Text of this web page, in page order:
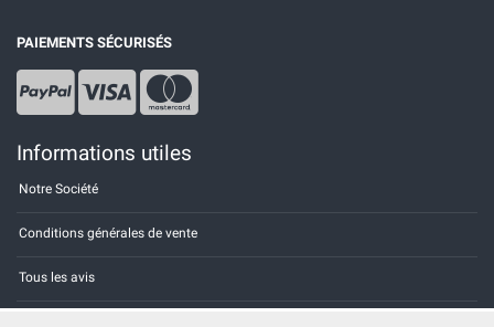
PAIEMENTS SÉCURISÉS
Informations utiles
Notre Société
Conditions générales de vente
Tous les avis